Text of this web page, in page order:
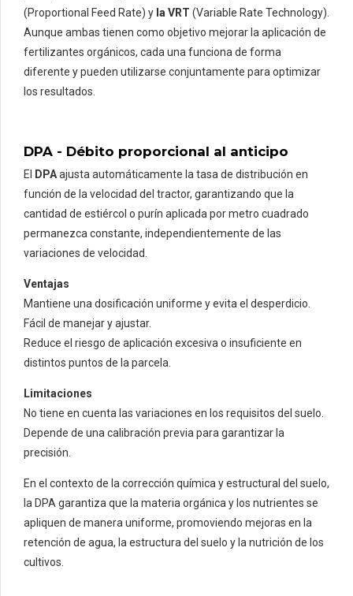
(Proportional Feed Rate) y la VRT (Variable Rate Technology).
Aunque ambas tienen como objetivo mejorar la aplicación de
fertilizantes orgánicos, cada una funciona de forma
diferente y pueden utilizarse conjuntamente para optimizar
los resultados.
DPA - Débito proporcional al anticipo
El DPAajusta automáticamente la tasa de distribución en
función de la velocidad del tractor, garantizando que la
cantidad de estiércol o purín aplicada por metro cuadrado
permanezca constante, independientemente de las
variaciones de velocidad.
Ventajas
Mantiene una dosificación uniforme y evita el desperdicio.
Fácil de manejar y ajustar.
Reduce el riesgo de aplicación excesiva o insuficiente en
distintos puntos de la parcela.
Limitaciones
No tiene en cuenta las variaciones en los requisitos del suelo.
Depende de una calibración previa para garantizar la
precisión.
En el contexto de la corrección química y estructural del suelo,
la DPA garantiza que la materia orgánica y los nutrientes se
apliquen de manera uniforme, promoviendo mejoras en la
retención de agua, la estructura del suelo y la nutrición de los
cultivos.